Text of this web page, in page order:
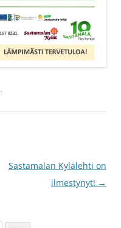
.
Sastamalan Kylälehti on
ilmestynyt! →